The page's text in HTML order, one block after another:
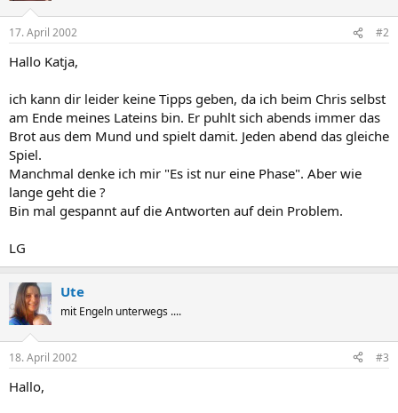
17. April 2002 #2
Hallo Katja,
ich kann dir leider keine Tipps geben, da ich beim Chris selbst
am Ende meines Lateins bin. Er puhlt sich abends immer das
Brot aus dem Mund und spielt damit. Jeden abend das gleiche
Spiel.
Manchmal denke ich mir "Es ist nur eine Phase". Aber wie
lange geht die ?
Bin mal gespannt auf die Antworten auf dein Problem.
LG
Ute
mit Engeln unterwegs ....
18. April 2002 #3
Hallo,